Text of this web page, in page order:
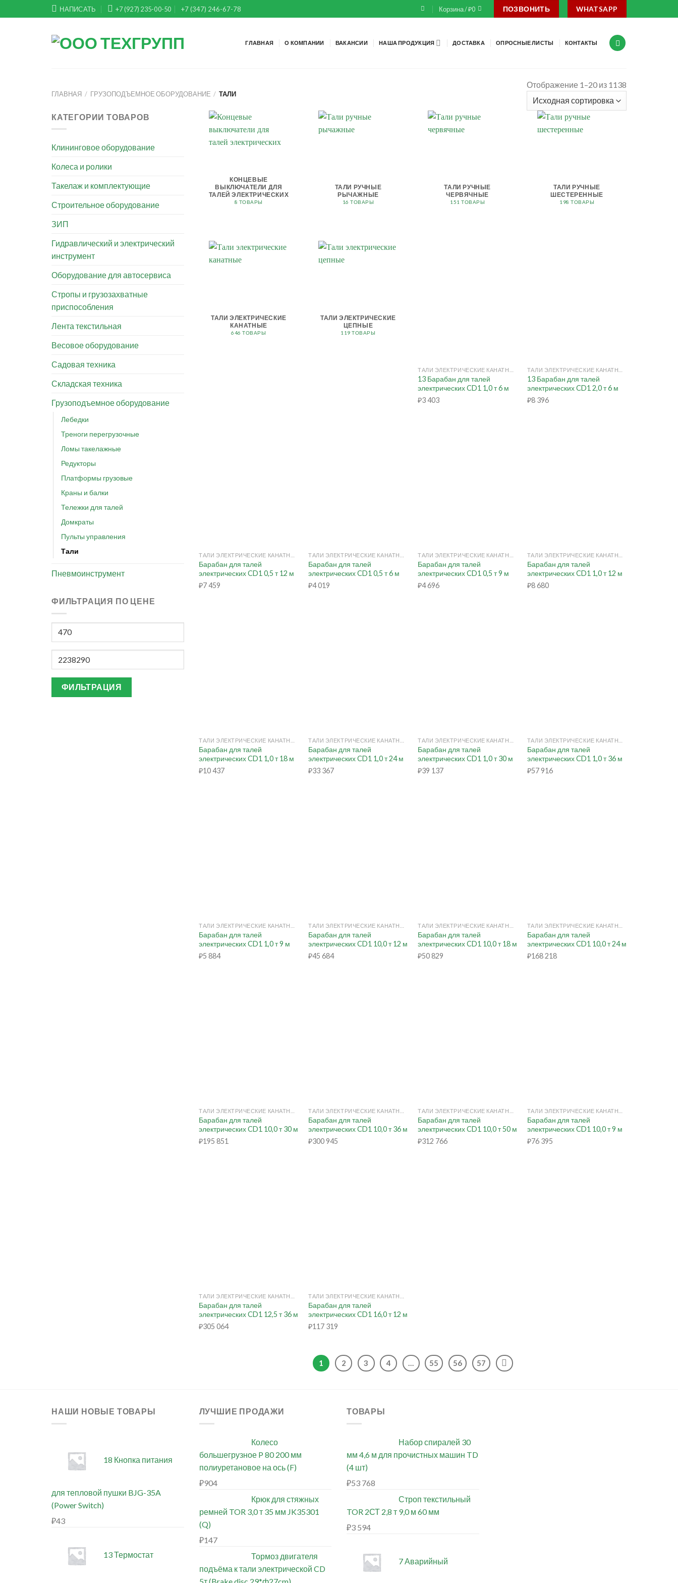
to
НАПИСАТЬ +7 (927) 235-00-50 +7 (347) 246-67-78 Корзина /₽0 ПОЗВОНИТЬ WHATSAPP
ГЛАВНАЯ О КОМПАНИИ ВАКАНСИИ НАША ПРОДУКЦИЯ ДОСТАВКА ОПРОСНЫЕ ЛИСТЫ КОНТАКТЫ
ГЛАВНАЯ / ГРУЗОПОДЪЕМНОЕ ОБОРУДОВАНИЕ / ТАЛИ
Отображение 1–20 из 1138
КАТЕГОРИИ ТОВАРОВ
Клининговое оборудование
Колеса и ролики
Такелаж и комплектующие
Строительное оборудование
ЗИП
Гидравлический и электрический
инструмент
Оборудование для автосервиса
Стропы и грузозахватные
приспособления
Лента текстильная
Весовое оборудование
Садовая техника
Складская техника
Грузоподъемное оборудование
Лебедки
Треноги перегрузочные
Ломы такелажные
Редукторы
Платформы грузовые
Краны и балки
Тележки для талей
Домкраты
Пульты управления
Тали
Пневмоинструмент
ФИЛЬТРАЦИЯ ПО ЦЕНЕ
Минимальная
Максимальная
цена
ФИЛЬТРАЦИЯ
КОНЦЕВЫЕ
ВЫКЛЮЧАТЕЛИ ДЛЯ
ТАЛЕЙ ЭЛЕКТРИЧЕСКИХ
8 ТОВАРЫ
ТАЛИ РУЧНЫЕ
РЫЧАЖНЫЕ
16 ТОВАРЫ
ТАЛИ РУЧНЫЕ
ЧЕРВЯЧНЫЕ
151 ТОВАРЫ
ТАЛИ РУЧНЫЕ
ШЕСТЕРЕННЫЕ
198 ТОВАРЫ
ТАЛИ ЭЛЕКТРИЧЕСКИЕ
КАНАТНЫЕ
646 ТОВАРЫ
ТАЛИ ЭЛЕКТРИЧЕСКИЕ
ЦЕПНЫЕ
119 ТОВАРЫ
13 Барабан для талей
электрических CD1 1,0 т 6 м
₽3 403
13 Барабан для талей
электрических CD1 2,0 т 6 м
₽8 396
Барабан для талей
электрических CD1 0,5 т 12 м
₽7 459
Барабан для талей
электрических CD1 0,5 т 6 м
₽4 019
Барабан для талей
электрических CD1 0,5 т 9 м
₽4 696
Барабан для талей
электрических CD1 1,0 т 12 м
₽8 680
Барабан для талей
электрических CD1 1,0 т 18 м
₽10 437
Барабан для талей
электрических CD1 1,0 т 24 м
₽33 367
Барабан для талей
электрических CD1 1,0 т 30 м
₽39 137
Барабан для талей
электрических CD1 1,0 т 36 м
₽57 916
Барабан для талей
электрических CD1 1,0 т 9 м
₽5 884
Барабан для талей
электрических CD1 10,0 т 12 м
₽45 684
Барабан для талей
электрических CD1 10,0 т 18 м
₽50 829
Барабан для талей
электрических CD1 10,0 т 24 м
₽168 218
Барабан для талей
электрических CD1 10,0 т 30 м
₽195 851
Барабан для талей
электрических CD1 10,0 т 36 м
₽300 945
Барабан для талей
электрических CD1 10,0 т 50 м
₽312 766
Барабан для талей
электрических CD1 10,0 т 9 м
₽76 395
Барабан для талей
электрических CD1 12,5 т 36 м
₽305 064
Барабан для талей
электрических CD1 16,0 т 12 м
₽117 319
1 2 3 4 … 55 56 57
НАШИ НОВЫЕ ТОВАРЫ
18 Кнопка питания
для тепловой пушки BJG-35A
(Power Switch)
₽43
13 Термостат
ЛУЧШИЕ ПРОДАЖИ
Колесо
большегрузное P 80 200 мм
полиуретановое на ось (F)
₽904
Крюк для стяжных
ремней TOR 3,0 т 35 мм JK35301
(Q)
₽147
Тормоз двигателя
подъёма к тали электрической CD
ТОВАРЫ
Набор спиралей 30
мм 4,6 м для прочистных машин TD
(4 шт)
₽53 768
Строп текстильный
TOR 2СТ 2,8 т 9,0 м 60 мм
₽3 594
7 Аварийный